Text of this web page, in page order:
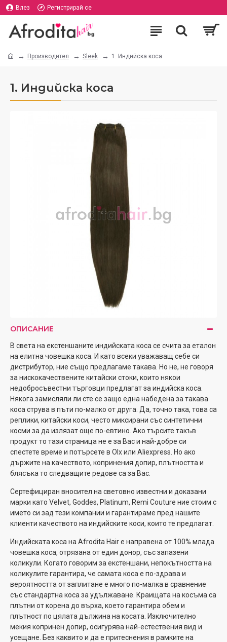
Влез Регистрирай се
Производител Sleek 1. Индийска коса
1. Индийска коса
ОПИСАНИЕ
В света на екстеншаните индийската коса се счита за еталон
на елитна човешка коса. И като всеки уважаващ себе си
дистрибутор, ние също предлагаме такава. Но не, не говоря
за нискокачествените китайски стоки, които някои
недобросъвестни търговци предлагат за индийска коса.
Някога замисляли ли сте се защо една набедена за такава
коса струва в пъти по-малко от друга. Да, точно така, това са
реплики, китайски коси, често миксирани със синтетични
косми за да излязат още по-евтино. Ако търсите такъв
продукт то тази страница не е за Вас и най-добре си
спестете време и потърсете в Olx или Aliexpress. Но ако
държите на качеството, копринения допир, плътността и
блясъка то следващите редове са за Вас.
Сертефициран вносител на световно известни и доказани
марки като Velvet, Goddes, Platinum, Remi Couture ние стоим с
името си зад тези компании и гарантираме пред нашите
клиенти качеството на индийските коси, които те предлагат.
Индийската коса на Afrodita Hair е направена от 100% млада
човешка коса, отрязана от един донор, със запазени
коликули. Когато говорим за екстеншани, непокътността на
коликулите гарантира, че самата коса е по-здрава и
вероятността от заплитане е много по-малка в сравнение
със стандартна коса за удължаване. Краищата на косъма са
плътни от корена до върха, което гарантира обем и
плътност по цялата дължина на косата. Изключително
мекия копринен допир, осигурява най-естествения вид и
усещане. Без каквито и да е притеснения в рамките на